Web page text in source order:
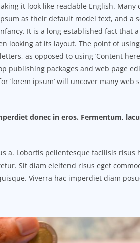
it look like readable English.
as their default model text, and a
It is a long established fact that
looking at its layout. The point of
as opposed to using ‘Content
publishing packages and web page
‘lorem ipsum’ will uncover many web
donec in eros. Fermentum,
a. Lobortis pellentesque facilisis risus
Sit diam eleifend risus eget
Viverra hac imperdiet diam